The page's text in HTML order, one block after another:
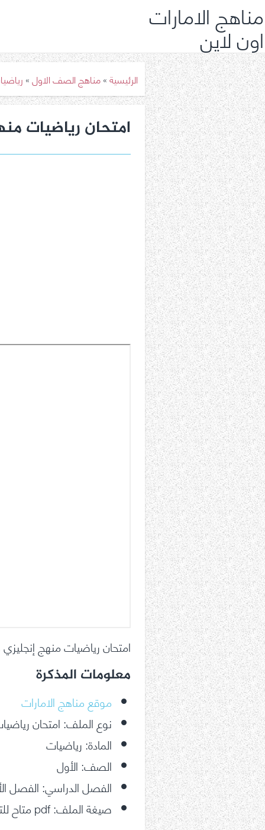
مناهج الامارات
اون لاين
الرئيسية»مناهج الصف الاول»
امتحان رياضيات
امتحان رياضيات منهج
معلومات المذكرة
موقع مناهج الامارات
نوع الملف: امتحان
المادة: رياضيات
الصف: الأول
الفصل الدراسي: الفصل
صيغة الملف: pdf متاح للتحميل